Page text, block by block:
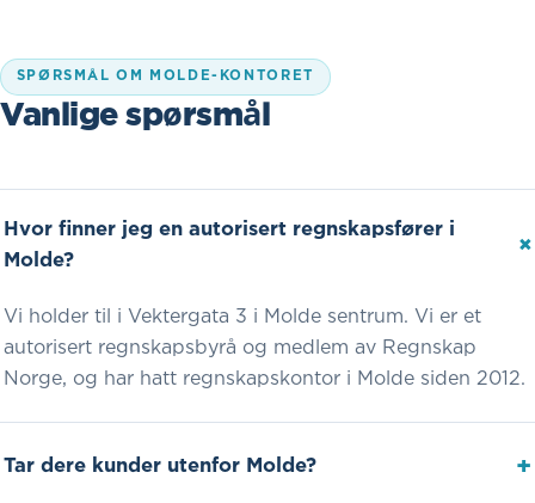
SPØRSMÅL OM MOLDE-KONTORET
Vanlige spørsmål
Hvor finner jeg en autorisert regnskapsfører i
Molde?
Vi holder til i Vektergata 3 i Molde sentrum. Vi er et
autorisert regnskapsbyrå og medlem av Regnskap
Norge, og har hatt regnskapskontor i Molde siden 2012.
Tar dere kunder utenfor Molde?